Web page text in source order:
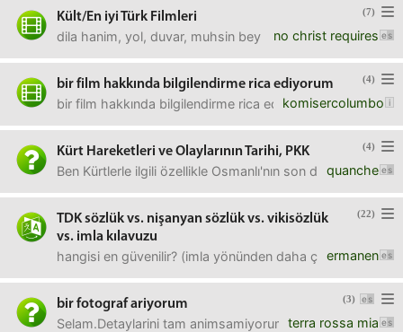
(7)
Kült/En iyi Türk Filmleri
no christ requires
dila hanim, yol, duvar, muhsin bey gibi filmler önerir
(4)
bir film hakkında bilgilendirme rica ediyorum
komisercolumbo
bir film hakkında bilgilendirme rica ediyorum filmin adı
(4)
Kürt Hareketleri ve Olaylarının Tarihi, PKK
quanche
Ben Kürtlerle ilgili özellikle Osmanlı'nın son
(22)
TDK sözlük vs. nişanyan sözlük vs. vikisözlük
vs. imla kılavuzu
ermanen
hangisi en güvenilir? (imla yönünden daha çok)TDK
(3)
bir fotograf ariyorum
terra rossa mia
Selam.Detaylarini tam animsamiyorum, ama polis ya da